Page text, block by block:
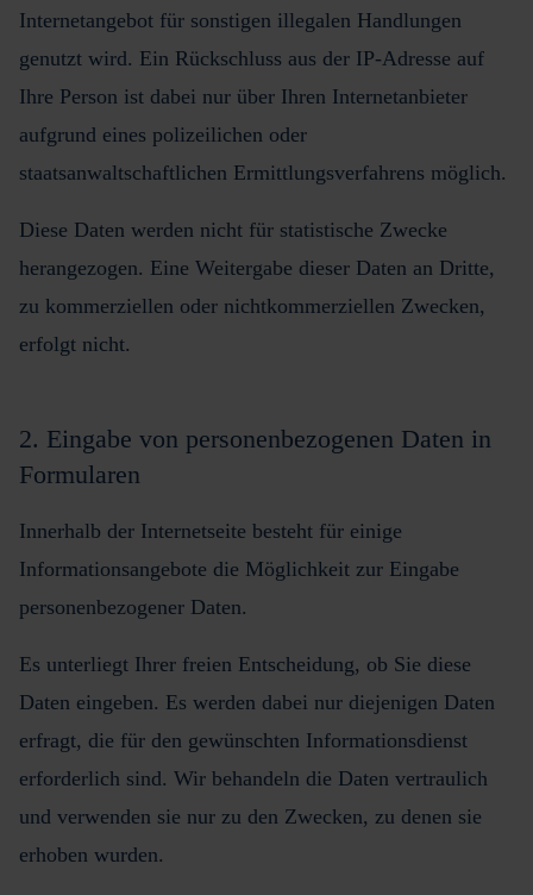
Internetangebot für sonstigen illegalen Handlungen
genutzt wird. Ein Rückschluss aus der IP-Adresse auf
Ihre Person ist dabei nur über Ihren Internetanbieter
aufgrund eines polizeilichen oder
staatsanwaltschaftlichen Ermittlungsverfahrens möglich.
Diese Daten werden nicht für statistische Zwecke
herangezogen. Eine Weitergabe dieser Daten an Dritte,
zu kommerziellen oder nichtkommerziellen Zwecken,
erfolgt nicht.
2. Eingabe von personenbezogenen Daten in
Formularen
Innerhalb der Internetseite besteht für einige
Informationsangebote die Möglichkeit zur Eingabe
personenbezogener Daten.
Es unterliegt Ihrer freien Entscheidung, ob Sie diese
Daten eingeben. Es werden dabei nur diejenigen Daten
erfragt, die für den gewünschten Informationsdienst
erforderlich sind. Wir behandeln die Daten vertraulich
und verwenden sie nur zu den Zwecken, zu denen sie
erhoben wurden.